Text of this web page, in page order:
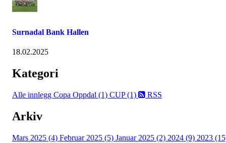
Surnadal Bank Hallen
18.02.2025
Kategori
Alle innlegg Copa Oppdal (1) CUP (1) RSS
Arkiv
Mars 2025 (4) Februar 2025 (5) Januar 2025 (2) 2024 (9) 2023